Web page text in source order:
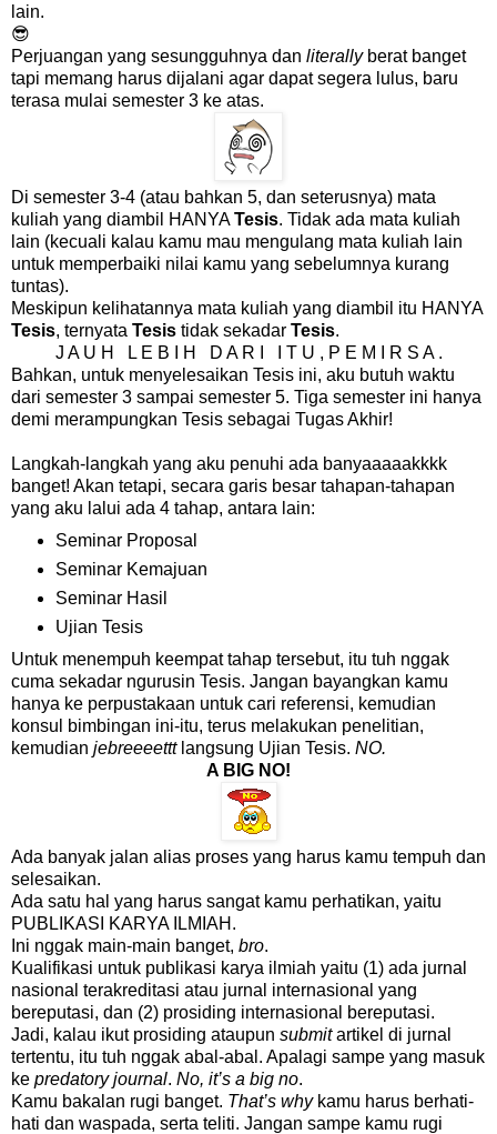
lain.
😎
Perjuangan yang sesungguhnya dan literally berat banget
tapi memang harus dijalani agar dapat segera lulus, baru
terasa mulai semester 3 ke atas.
Di semester 3-4 (atau bahkan 5, dan seterusnya) mata
kuliah yang diambil HANYATesis. Tidak ada mata kuliah
lain (kecuali kalau kamu mau mengulang mata kuliah lain
untuk memperbaiki nilai kamu yang sebelumnya kurang
tuntas).
Meskipun kelihatannya mata kuliah yang diambil itu HANYA
Tesis, ternyata Tesis tidak sekadar Tesis.
J A U H L E B I H D A R I I T U , P E M I R S A .
Bahkan, untuk menyelesaikan Tesis ini, aku butuh waktu
dari semester 3 sampai semester 5. Tiga semester ini hanya
demi merampungkan Tesis sebagai Tugas Akhir!
Langkah-langkah yang aku penuhi ada banyaaaaakkkk
banget! Akan tetapi, secara garis besar tahapan-tahapan
yang aku lalui ada 4 tahap, antara lain:
Seminar Proposal
Seminar Kemajuan
Seminar Hasil
Ujian Tesis
Untuk menempuh keempat tahap tersebut, itu tuh nggak
cuma sekadar ngurusin Tesis. Jangan bayangkan kamu
hanya ke perpustakaan untuk cari referensi, kemudian
konsul bimbingan ini-itu, terus melakukan penelitian,
kemudian jebreeeettt langsung Ujian Tesis. NO.
A BIG NO!
Ada banyak jalan alias proses yang harus kamu tempuh dan
selesaikan.
Ada satu hal yang harus sangat kamu perhatikan, yaitu
PUBLIKASI KARYA ILMIAH.
Ini nggak main-main banget, bro.
Kualifikasi untuk publikasi karya ilmiah yaitu (1) ada jurnal
nasional terakreditasi atau jurnal internasional yang
bereputasi, dan (2) prosiding internasional bereputasi.
Jadi, kalau ikut prosiding ataupun submitartikel di jurnal
tertentu, itu tuh nggak abal-abal. Apalagi sampe yang masuk
ke predatory journal. No, it’s a big no.
Kamu bakalan rugi banget. That’s why kamu harus berhati-
hati dan waspada, serta teliti. Jangan sampe kamu rugi